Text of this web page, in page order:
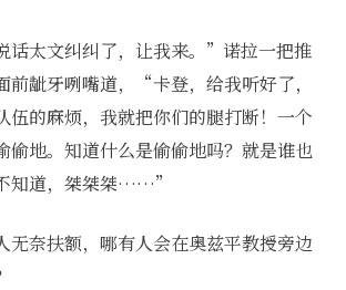
话太文纠纠了，让我来。”诺拉一把推
前龇牙咧嘴道，“卡登，给我听好了，
伍的麻烦，我就把你们的腿打断！一个
偷地。知道什么是偷偷地吗？就是谁也
知道，桀桀桀……”
无奈扶额，哪有人会在奥兹平教授旁边